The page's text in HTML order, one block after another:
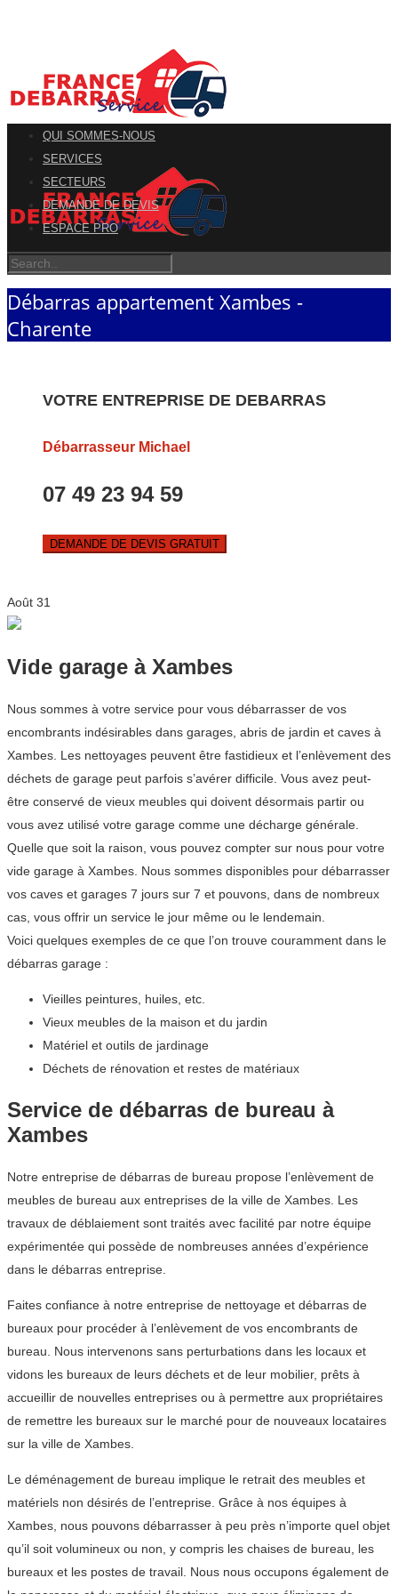
QUI SOMMES-NOUS
SERVICES
SECTEURS
DEMANDE DE DEVIS
ESPACE PRO
Débarras appartement Xambes -
Charente
VOTRE ENTREPRISE DE DEBARRAS
Débarrasseur Michael
07 49 23 94 59
DEMANDE DE DEVIS GRATUIT
Août 31
Vide garage à Xambes
Nous sommes à votre service pour vous débarrasser de vos
encombrants indésirables dans garages, abris de jardin et caves à
Xambes. Les nettoyages peuvent être fastidieux et l’enlèvement des
déchets de garage peut parfois s’avérer difficile. Vous avez peut-
être conservé de vieux meubles qui doivent désormais partir ou
vous avez utilisé votre garage comme une décharge générale.
Quelle que soit la raison, vous pouvez compter sur nous pour votre
vide garage à Xambes. Nous sommes disponibles pour débarrasser
vos caves et garages 7 jours sur 7 et pouvons, dans de nombreux
cas, vous offrir un service le jour même ou le lendemain.
Voici quelques exemples de ce que l’on trouve couramment dans le
débarras garage :
Vieilles peintures, huiles, etc.
Vieux meubles de la maison et du jardin
Matériel et outils de jardinage
Déchets de rénovation et restes de matériaux
Service de débarras de bureau à
Xambes
Notre entreprise de débarras de bureau propose l’enlèvement de
meubles de bureau aux entreprises de la ville de Xambes. Les
travaux de déblaiement sont traités avec facilité par notre équipe
expérimentée qui possède de nombreuses années d’expérience
dans le débarras entreprise.
Faites confiance à notre entreprise de nettoyage et débarras de
bureaux pour procéder à l’enlèvement de vos encombrants de
bureau. Nous intervenons sans perturbations dans les locaux et
vidons les bureaux de leurs déchets et de leur mobilier, prêts à
accueillir de nouvelles entreprises ou à permettre aux propriétaires
de remettre les bureaux sur le marché pour de nouveaux locataires
sur la ville de Xambes.
Le déménagement de bureau implique le retrait des meubles et
matériels non désirés de l’entreprise. Grâce à nos équipes à
Xambes, nous pouvons débarrasser à peu près n’importe quel objet
qu’il soit volumineux ou non, y compris les chaises de bureau, les
bureaux et les postes de travail. Nous nous occupons également de